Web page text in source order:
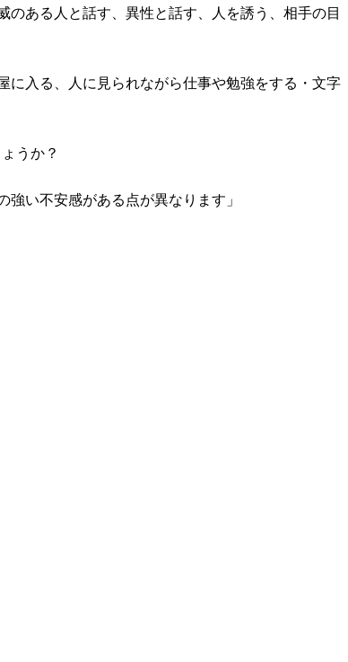
ある人と話す、異性と話す、人を誘う、相手の目
に入る、人に見られながら仕事や勉強をする・文字
うか？
い不安感がある点が異なります」